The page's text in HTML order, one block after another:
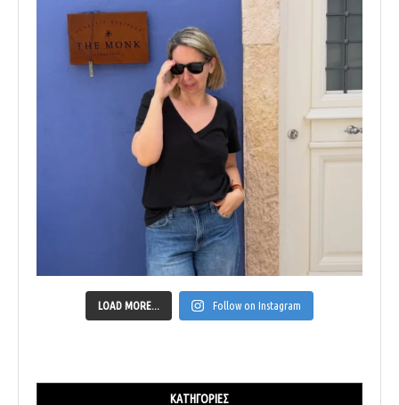
LOAD MORE... Follow on Instagram
ΚΑΤΗΓΟΡΊΕΣ